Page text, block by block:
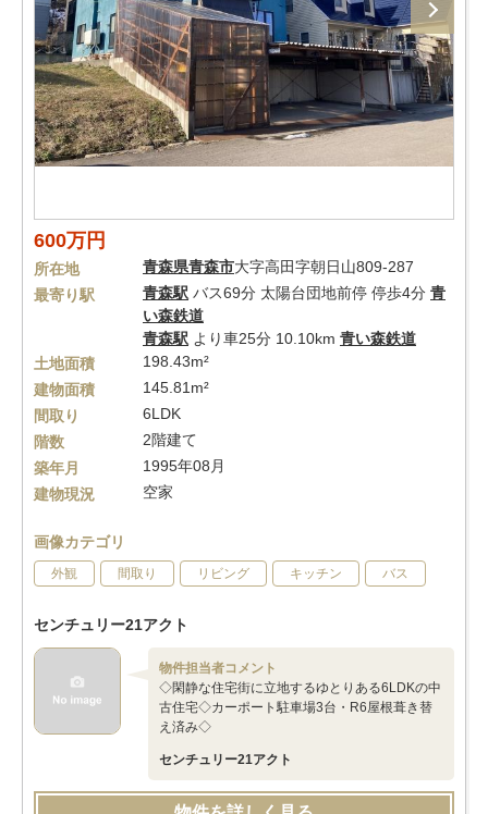
600万円
所在地 青森県青森市大字高田字朝日山809-287
最寄り駅
青森駅 バス69分 太陽台団地前停 停歩4分 青
い森鉄道
青森駅 より車25分 10.10km 青い森鉄道
土地面積
198.43m²
建物面積
145.81m²
間取り
6LDK
階数
2階建て
築年月
1995年08月
建物現況
空家
画像カテゴリ
外観 間取り リビング キッチン バス
センチュリー21アクト
物件担当者コメント
◇閑静な住宅街に立地するゆとりある6LDKの中
古住宅◇カーポート駐車場3台・R6屋根葺き替
え済み◇
センチュリー21アクト